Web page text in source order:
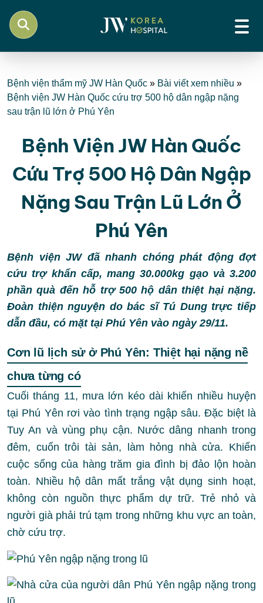
Bệnh viện thẩm mỹ JW Hàn Quốc » Bài viết xem nhiều »
Bệnh viện JW Hàn Quốc cứu trợ 500 hộ dân ngập nặng
sau trận lũ lớn ở Phú Yên
Bệnh Viện JW Hàn Quốc
Cứu Trợ 500 Hộ Dân Ngập
Nặng Sau Trận Lũ Lớn Ở
Phú Yên
Bệnh viện JW đã nhanh chóng phát động đợt
cứu trợ khẩn cấp, mang 30.000kg gạo và 3.200
phần quà đến hỗ trợ 500 hộ dân thiệt hại nặng.
Đoàn thiện nguyện do bác sĩ Tú Dung trực tiếp
dẫn đầu, có mặt tại Phú Yên vào ngày 29/11.
Cơn lũ lịch sử ở Phú Yên: Thiệt hại nặng nề
chưa từng có
Cuối tháng 11, mưa lớn kéo dài khiến nhiều huyện
tại Phú Yên rơi vào tình trạng ngập sâu. Đặc biệt là
Tuy An và vùng phụ cận. Nước dâng nhanh trong
đêm, cuốn trôi tài sản, làm hỏng nhà cửa. Khiến
cuộc sống của hàng trăm gia đình bị đảo lộn hoàn
toàn. Nhiều hộ dân mất trắng vật dụng sinh hoạt,
không còn nguồn thực phẩm dự trữ. Trẻ nhỏ và
người già phải trú tạm trong những khu vực an toàn,
chờ cứu trợ.